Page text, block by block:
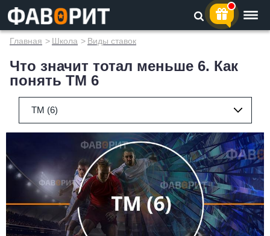
Главная > Школа > Виды ставок
Что значит тотал меньше 6. Как
понять ТМ 6
ТМ (6)